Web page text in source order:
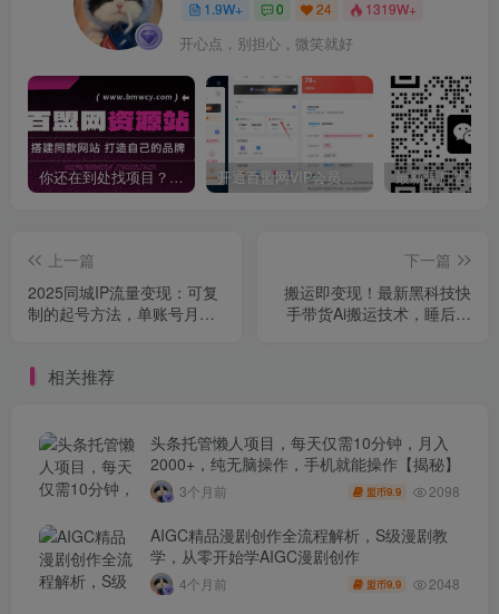
1.9W+ 0 24 1319W+
开心点，别担心，微笑就好
你还在到处找项目？还在当韭菜？我靠卖项目一个月收入5万+，曾经我也是个失败者。 开通百盟网VIP会员，尊享全站资源免费下载，享70%的推广提成！！【限时五折优惠】
上一篇
2025同城IP流量变现：可复
制的起号方法，单账号月入
下一篇
搬运即变现！最新黑科技快
手带货Ai搬运技术，睡后收
相关推荐
头条托管懒人项目，每天仅需10分钟，月入
2000+，纯无脑操作，手机就能操作【揭秘】
3个月前 盟币9.9 2098
AIGC精品漫剧创作全流程解析，S级漫剧教
学，从零开始学AIGC漫剧创作
4个月前 盟币9.9 2048